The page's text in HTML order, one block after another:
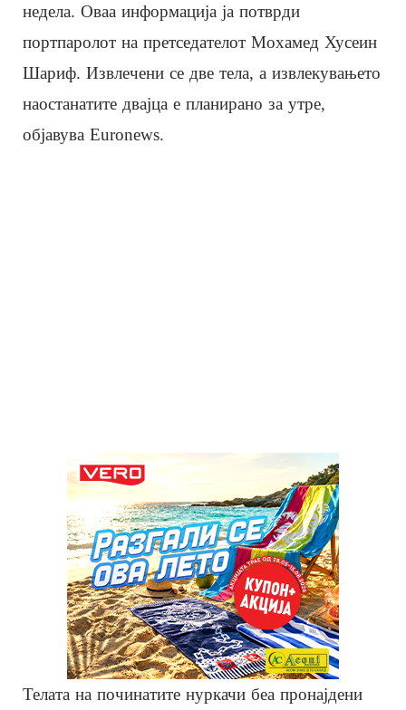
недела. Оваа информација ја потврди
портпаролот на претседателот Мохамед Хусеин
Шариф. Извлечени се две тела, а извлекувањето
наостанатите двајца е планирано за утре,
објавува Euronews.
Телата на починатите нуркачи беа пронајдени